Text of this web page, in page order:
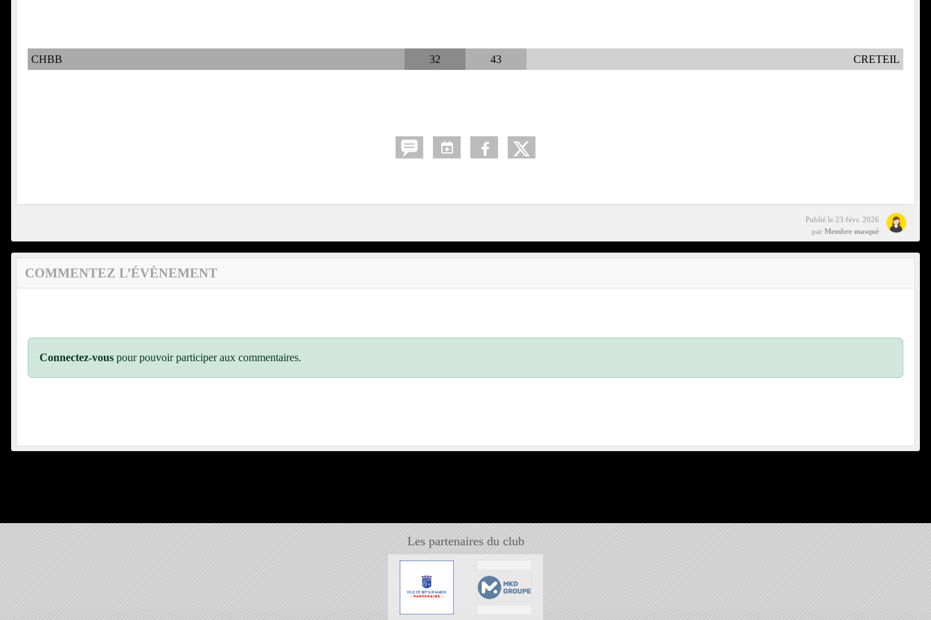
CHBB 32 43 CRETEIL
Publié le 23 févr. 2026
par Membre masqué
COMMENTEZ L’ÉVÈNEMENT
Connectez-vous pour pouvoir participer aux commentaires.
Les partenaires du club